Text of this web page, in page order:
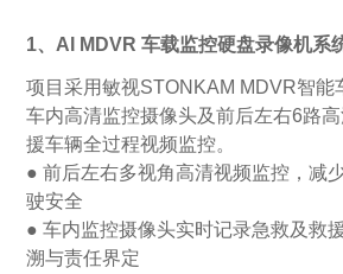
1、AI MDVR 车载监控硬盘录像机系
项目采用敏视STONKAM MDVR智能
车内高清监控摄像头及前后左右6路
援车辆全过程视频监控。
● 前后左右多视角高清视频监控，减
驶安全
● 车内监控摄像头实时记录急救及救
溯与责任界定